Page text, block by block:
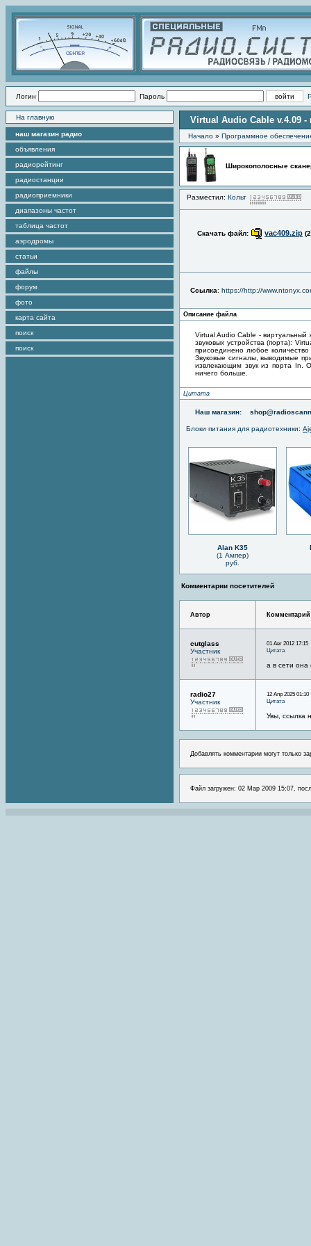
Логин Пароль
На главную
наш магазин радио
объявления
радиорейтинг
радиостанции
радиоприемники
диапазоны частот
таблица частот
аэродромы
статьи
файлы
форум
фото
карта сайта
поиск
поиск
Virtual Audio Cable v.4.09
Начало » Программное
Широкополосные
Разместил: Кольт
Скачать файл: vac409.zip
Ссылка: https://http://
Описание файла
Virtual Audio Cable - виртуальный
звуковых устройства (порта):
присоединено любое
Звуковые сигналы, выводимые
извлекающим звук из порта In.
ничего больше.
Цитата
Наш магазин:
Блоки питания для радиотехники:
Alan K35
(1 Ампер)
руб.
Комментарии посетителей
Автор Комментарий
cutglass
Участник
01 Авг 2012 17:15
Цитата
а в сети она
radio27
Участник
12 Апр 2025 01:10
Цитата
Увы, ссылка
Добавлять комментарии могут только
Файл загружен: 02 Мар 2009 15:07,